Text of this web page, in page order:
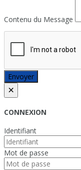
Contenu du Message
Envoyer
×
CONNEXION
Identifiant
Mot de passe